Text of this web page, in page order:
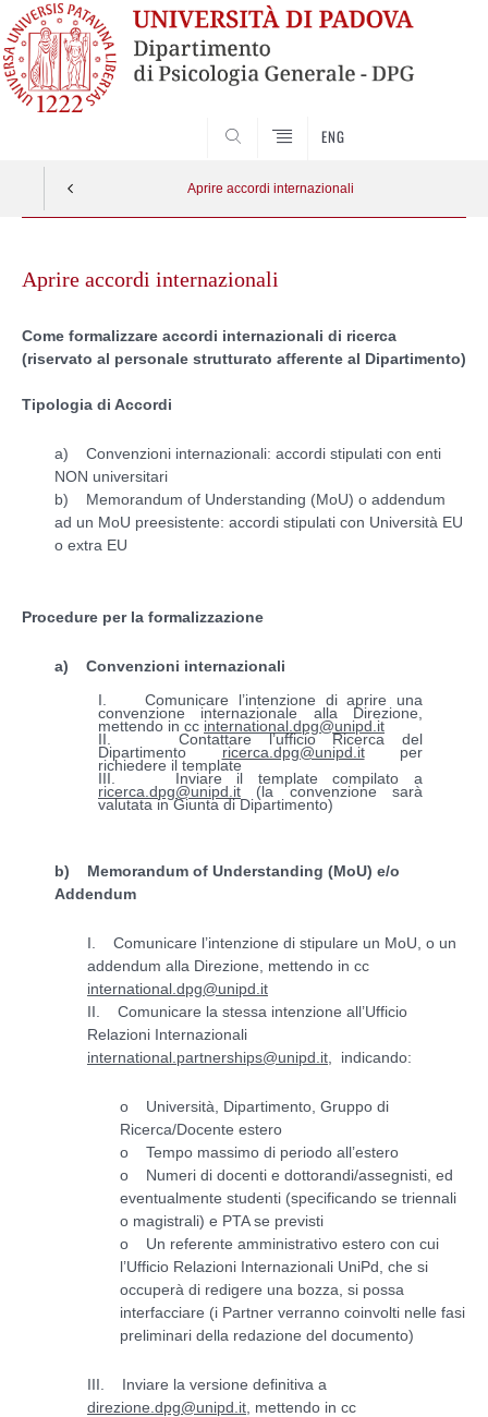
ENG
Aprire accordi internazionali
contentAprire accordi internazionali
Come formalizzare accordi internazionali di ricerca
(riservato al personale strutturato afferente al Dipartimento)
Tipologia di Accordi
a) Convenzioni internazionali: accordi stipulati con enti
NON universitari
b) Memorandum of Understanding (MoU) o addendum
ad un MoU preesistente: accordi stipulati con Università EU
o extra EU
Procedure per la formalizzazione
a) Convenzioni internazionali
I. Comunicare l’intenzione di aprire una
convenzione internazionale alla Direzione,
mettendo in cc international.dpg@unipd.it
II. Contattare l’ufficio Ricerca del
Dipartimento ricerca.dpg@unipd.itper
richiedere il template
III. Inviare il template compilato a
ricerca.dpg@unipd.it (la convenzione sarà
valutata in Giunta di Dipartimento)
b) Memorandum of Understanding (MoU) e/o
Addendum
I. Comunicare l’intenzione di stipulare un MoU, o un
addendum alla Direzione, mettendo in cc
international.dpg@unipd.it
II. Comunicare la stessa intenzione all’Ufficio
Relazioni Internazionali
international.partnerships@unipd.it , indicando:
o Università, Dipartimento, Gruppo di
Ricerca/Docente estero
o Tempo massimo di periodo all’estero
o Numeri di docenti e dottorandi/assegnisti, ed
eventualmente studenti (specificando se triennali
o magistrali) e PTA se previsti
o Un referente amministrativo estero con cui
l’Ufficio Relazioni Internazionali UniPd, che si
occuperà di redigere una bozza, si possa
interfacciare (i Partner verranno coinvolti nelle fasi
preliminari della redazione del documento)
III. Inviare la versione definitiva a
direzione.dpg@unipd.it , mettendo in cc